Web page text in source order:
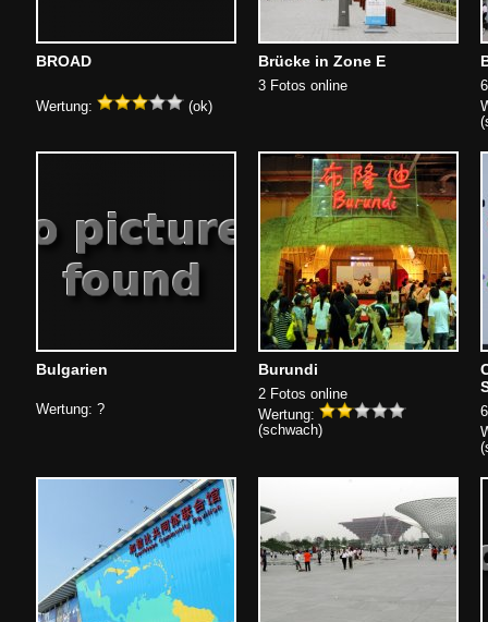
BROAD
Wertung: (ok)
Brücke in Zone E
3 Fotos online
Bulgarien
Wertung: ?
Burundi
2 Fotos online
Wertung:
(schwach)